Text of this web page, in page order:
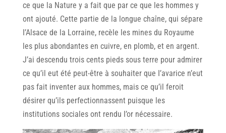
ce que la Nature y a fait que par ce que les hommes y
ont ajouté. Cette partie de la longue chaîne, qui sépare
I’Alsace de la Lorraine, recèle les mines du Royaume
les plus abondantes en cuivre, en plomb, et en argent.
J’ai descendu trois cents pieds sous terre pour admirer
ce qu’il eut été peut-être à souhaiter que I’avarice n’eut
pas fait inventer aux hommes, mais ce qu’il feroit
désirer qu’ils perfectionnassent puisque les
institutions sociales ont rendu I’or nécessaire. 